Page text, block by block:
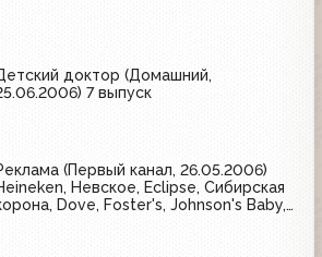
доктор (Домашний,
7 выпуск
(Первый канал, 26.05.2006)
Невское, Eclipse, Сибирская
Dove, Foster's, Johnson's Baby,